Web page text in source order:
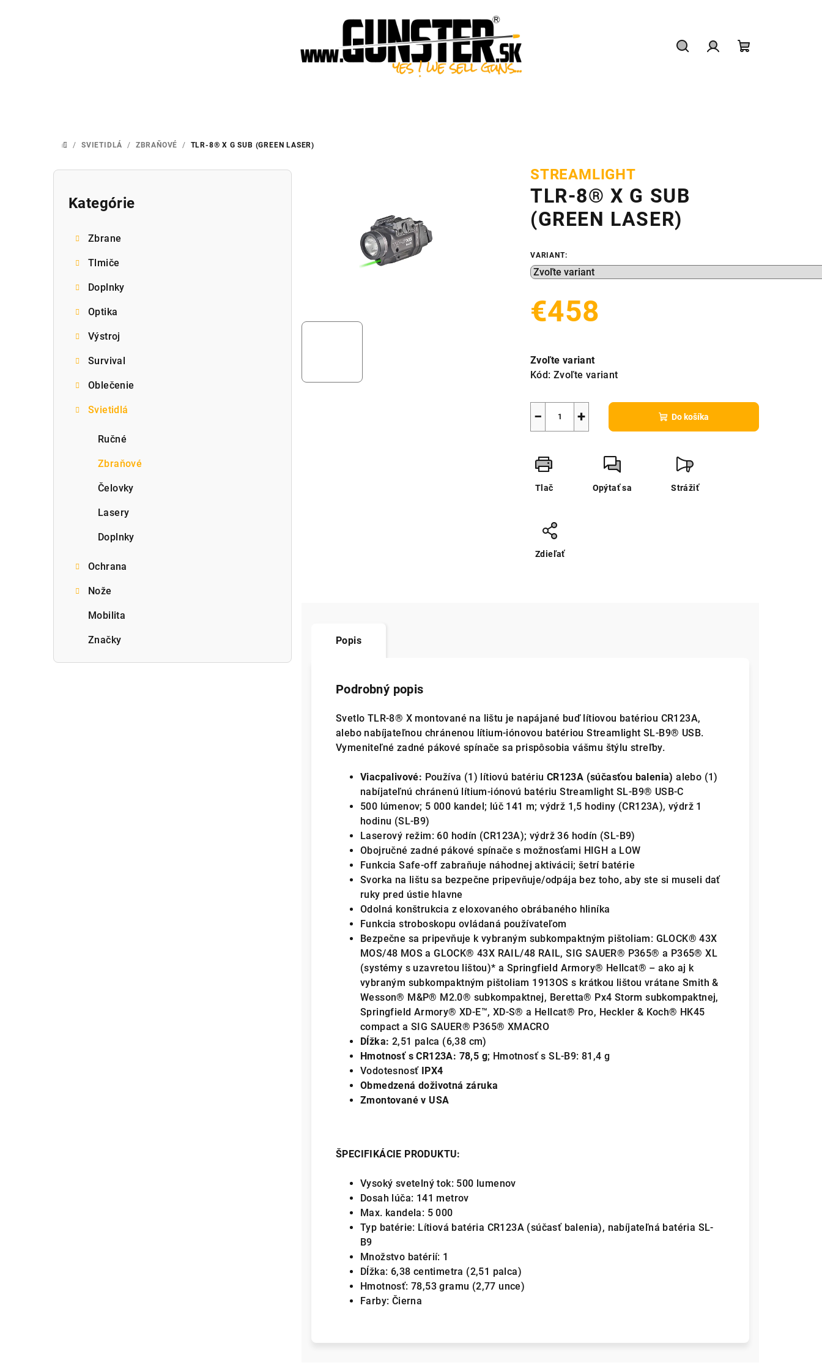
DOMOV
/ SVIETIDLÁ / ZBRAŇOVÉ / TLR-8® X G SUB (GREEN LASER)
B
Preskočiť
Kategórie
Zbrane
Tlmiče
Doplnky
Optika
Výstroj
Survival
Oblečenie
Svietidlá
Ručné
Zbraňové
Čelovky
Lasery
Doplnky
Ochrana
Nože
Mobilita
Značky
STREAMLIGHT
TLR-8® X G SUB
(GREEN LASER)
VARIANT:
€458
cena:
Zvoľte variant
Kód: Zvoľte variant
+
− Do košíka
Tlač Opýtať sa Strážiť
Zdieľať
Popis
Podrobný popis
Svetlo TLR-8® X montované na lištu je napájané buď lítiovou batériou CR123A,
alebo nabíjateľnou chránenou lítium-iónovou batériou Streamlight SL-B9® USB.
Vymeniteľné zadné pákové spínače sa prispôsobia vášmu štýlu streľby.
Viacpalivové: Používa (1) lítiovú batériu CR123A (súčasťou balenia) alebo (1)
nabíjateľnú chránenú lítium-iónovú batériu Streamlight SL-B9® USB-C
500 lúmenov; 5 000 kandel; lúč 141 m; výdrž 1,5 hodiny (CR123A), výdrž 1
hodinu (SL-B9)
Laserový režim: 60 hodín (CR123A); výdrž 36 hodín (SL-B9)
Obojručné zadné pákové spínače s možnosťami HIGH a LOW
Funkcia Safe-off zabraňuje náhodnej aktivácii; šetrí batérie
Svorka na lištu sa bezpečne pripevňuje/odpája bez toho, aby ste si museli dať
ruky pred ústie hlavne
Odolná konštrukcia z eloxovaného obrábaného hliníka
Funkcia stroboskopu ovládaná používateľom
Bezpečne sa pripevňuje k vybraným subkompaktným pištoliam: GLOCK® 43X
MOS/48 MOS a GLOCK® 43X RAIL/48 RAIL, SIG SAUER® P365® a P365® XL
(systémy s uzavretou lištou)* a Springfield Armory® Hellcat® – ako aj k
vybraným subkompaktným pištoliam 1913OS s krátkou lištou vrátane Smith &
Wesson® M&P® M2.0® subkompaktnej, Beretta® Px4 Storm subkompaktnej,
Springfield Armory® XD-E™, XD-S® a Hellcat® Pro, Heckler & Koch® HK45
compact a SIG SAUER® P365® XMACRO
Dĺžka: 2,51 palca (6,38 cm)
Hmotnosť s CR123A: 78,5 g; Hmotnosť s SL-B9: 81,4 g
Vodotesnosť IPX4
Obmedzená doživotná záruka
Zmontované v USA
ŠPECIFIKÁCIE PRODUKTU:
Vysoký svetelný tok: 500 lumenov
Dosah lúča: 141 metrov
Max. kandela: 5 000
Typ batérie: Lítiová batéria CR123A (súčasť balenia), nabíjateľná batéria SL-
B9
Množstvo batérií: 1
Dĺžka: 6,38 centimetra (2,51 palca)
Hmotnosť: 78,53 gramu (2,77 unce)
Farby: Čierna